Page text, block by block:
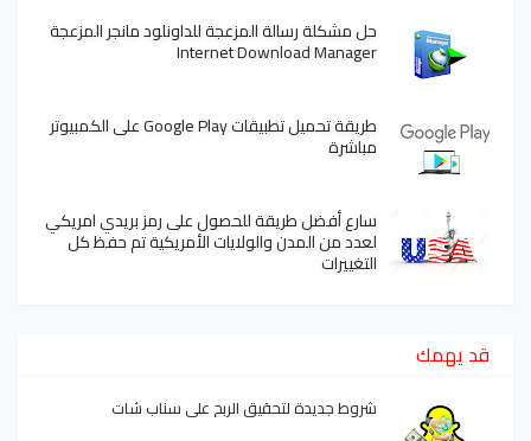
حل مشكلة رسالة المزعجة للداونلود مانجر المزعجة
Internet Download Manager
طريقة تحميل تطبيقات Google Play على الكمبيوتر
مباشرة
سارع أفضل طريقة للحصول على رمز بريدي امريكي
لعدد من المدن والولايات الأمريكية تم حفظ كل
التغييرات
قد يهمك
شروط جديدة لتحقيق الربح على سناب شات